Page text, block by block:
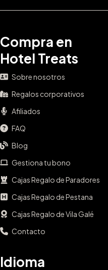
Compra en
Hotel Treats
Sobre nosotros
Regalos corporativos
Afiliados
FAQ
Blog
Gestiona tu bono
Cajas Regalo de Paradores
Cajas Regalo de Pestana
Cajas Regalo de Vila Galé
Contacto
Idioma